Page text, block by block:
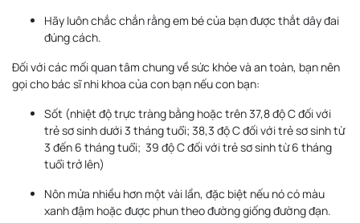
Hãy luôn chắc chắn rằng em bé của bạn được thắt dây đai
đúng cách.
Đối với các mối quan tâm chung về sức khỏe và an toàn, bạn nên
gọi cho bác sĩ nhi khoa của con bạn nếu con bạn:
Sốt (nhiệt độ trực tràng bằng hoặc trên 37,8 độ C đối với
trẻ sơ sinh dưới 3 tháng tuổi; 38,3 độ C đối với trẻ sơ sinh từ
3 đến 6 tháng tuổi; 39 độ C đối với trẻ sơ sinh từ 6 tháng
tuổi trở lên)
Nôn mửa nhiều hơn một vài lần, đặc biệt nếu nó có màu
xanh đậm hoặc được phun theo đường giống đường đạn.